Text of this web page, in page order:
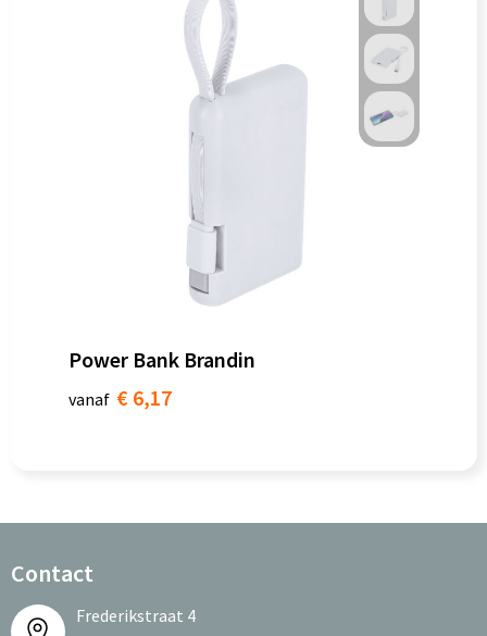
Power Bank Brandin
vanaf € 6,17
Contact
Frederikstraat 4